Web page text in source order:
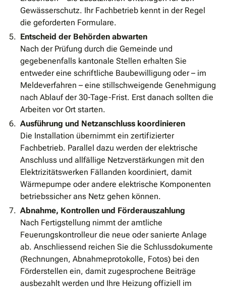
Gewässerschutz. Ihr Fachbetrieb kennt in der Regel
die geforderten Formulare.
Entscheid der Behörden abwarten
Nach der Prüfung durch die Gemeinde und
gegebenenfalls kantonale Stellen erhalten Sie
entweder eine schriftliche Baubewilligung oder – im
Meldeverfahren – eine stillschweigende Genehmigung
nach Ablauf der 30-Tage-Frist. Erst danach sollten die
Arbeiten vor Ort starten.
Ausführung und Netzanschluss koordinieren
Die Installation übernimmt ein zertifizierter
Fachbetrieb. Parallel dazu werden der elektrische
Anschluss und allfällige Netzverstärkungen mit den
Elektrizitätswerken Fällanden koordiniert, damit
Wärmepumpe oder andere elektrische Komponenten
betriebssicher ans Netz gehen können.
Abnahme, Kontrollen und Förderauszahlung
Nach Fertigstellung nimmt der amtliche
Feuerungskontrolleur die neue oder sanierte Anlage
ab. Anschliessend reichen Sie die Schlussdokumente
(Rechnungen, Abnahmeprotokolle, Fotos) bei den
Förderstellen ein, damit zugesprochene Beiträge
ausbezahlt werden und Ihre Heizung offiziell im